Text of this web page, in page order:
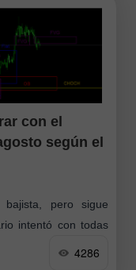
con el
según el
bajista, pero sigue
intentó con todas
de sí mismo,
4286